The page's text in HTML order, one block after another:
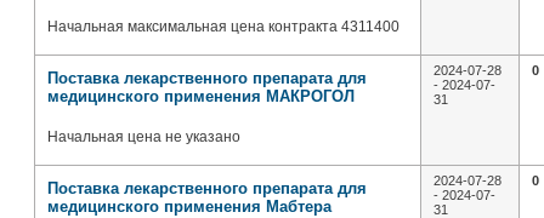
Начальная максимальная цена контракта 4311400
Поставка лекарственного препарата для
медицинского применения МАКРОГОЛ
Начальная цена не указано
2024-07-28
- 2024-07-
31
0
Поставка лекарственного препарата для
медицинского применения Мабтера
2024-07-28
- 2024-07-
31
0